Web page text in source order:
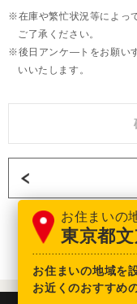
在庫や繁忙状況等によっ
ご了承ください。
後日アンケ―トをお願い
いいたします。
お住まいの
東京都
お住まいの地域を
お近くのおすすめ